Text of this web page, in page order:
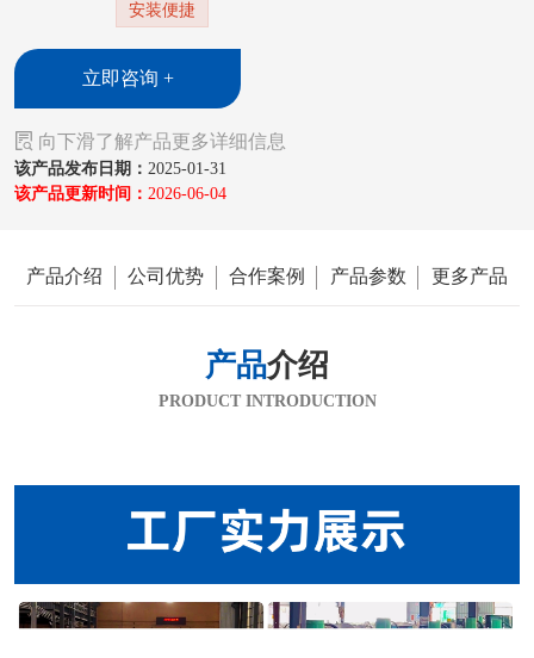
安装便捷
立即咨询 +
 向下滑了解产品更多详细信息
该产品发布日期： 2025-01-31
该产品更新时间： 2026-06-04
产品介绍 公司优势 合作案例 产品参数 更多产品
产品介绍
PRODUCT INTRODUCTION